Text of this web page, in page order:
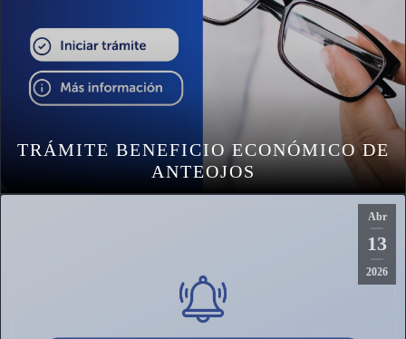
TRÁMITE BENEFICIO ECONÓMICO DE
ANTEOJOS
Abr
13
2026